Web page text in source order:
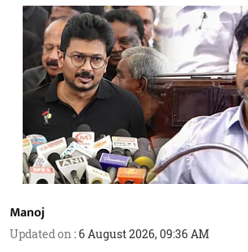
Manoj
Updated on :6 August 2026, 09:36 AM